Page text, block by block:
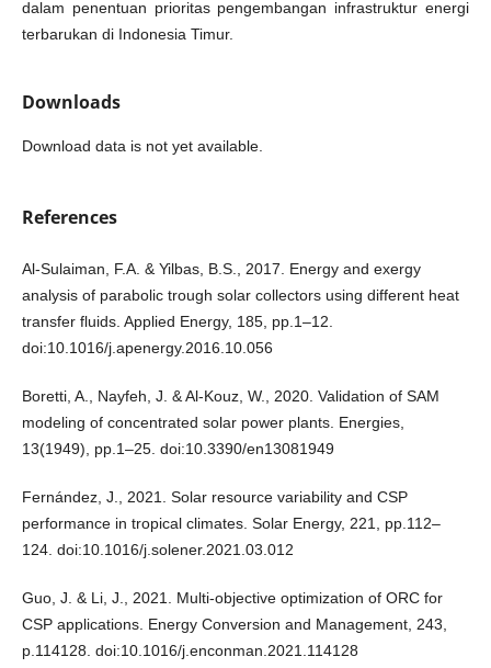
dalam penentuan prioritas pengembangan infrastruktur energi
terbarukan di Indonesia Timur.
Downloads
Download data is not yet available.
References
Al-Sulaiman, F.A. & Yilbas, B.S., 2017. Energy and exergy
analysis of parabolic trough solar collectors using different heat
transfer fluids. Applied Energy, 185, pp.1–12.
doi:10.1016/j.apenergy.2016.10.056
Boretti, A., Nayfeh, J. & Al-Kouz, W., 2020. Validation of SAM
modeling of concentrated solar power plants. Energies,
13(1949), pp.1–25. doi:10.3390/en13081949
Fernández, J., 2021. Solar resource variability and CSP
performance in tropical climates. Solar Energy, 221, pp.112–
124. doi:10.1016/j.solener.2021.03.012
Guo, J. & Li, J., 2021. Multi-objective optimization of ORC for
CSP applications. Energy Conversion and Management, 243,
p.114128. doi:10.1016/j.enconman.2021.114128